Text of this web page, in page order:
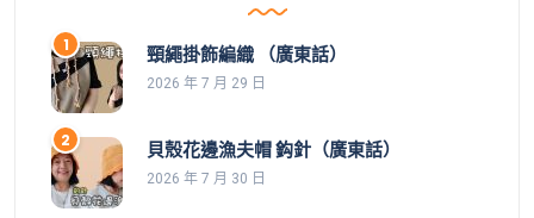
頸繩掛飾編織 （廣東話）
2026 年 7 月 29 日
貝殼花邊漁夫帽 鈎針（廣東話）
2026 年 7 月 30 日